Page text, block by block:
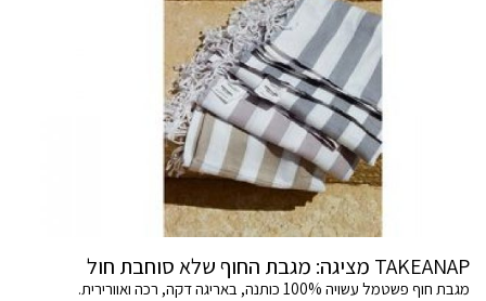
TAKEANAP מציגה: מגבת החוף שלא סוחבת חול
מגבת חוף פשטמל עשויה 100% כותנה, באריגה דקה, רכה ואוורירית.